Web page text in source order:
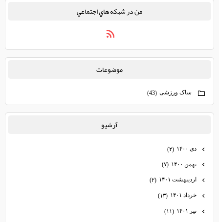
من در شبكه هاي اجتماعي
موضوعات
ساک ورزشی (43)
آرشيو
دی ۱۴۰۰ (۲)
بهمن ۱۴۰۰ (۷)
اردیبهشت ۱۴۰۱ (۲)
خرداد ۱۴۰۱ (۱۳)
تیر ۱۴۰۱ (۱۱)